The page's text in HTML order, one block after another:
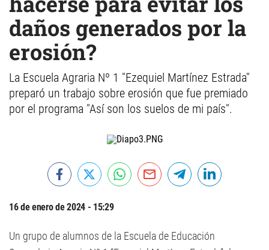
daños generados por la
erosión?
La Escuela Agraria Nº 1 "Ezequiel Martínez Estrada"
preparó un trabajo sobre erosión que fue premiado
por el programa "Así son los suelos de mi país".
16 de enero de 2024 - 15:29
Un grupo de alumnos de la Escuela de Educación